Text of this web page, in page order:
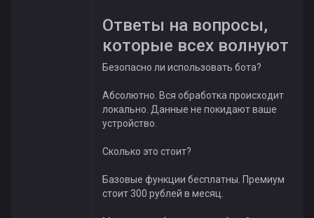
Ответы на вопросы,
которые всех волнуют
Безопасно ли использовать бота?
Абсолютно. Вся обработка происходит
локально. Данные не покидают ваше
устройство.
Сколько это стоит?
Базовые функции бесплатны. Премиум
стоит 300 рублей в месяц.